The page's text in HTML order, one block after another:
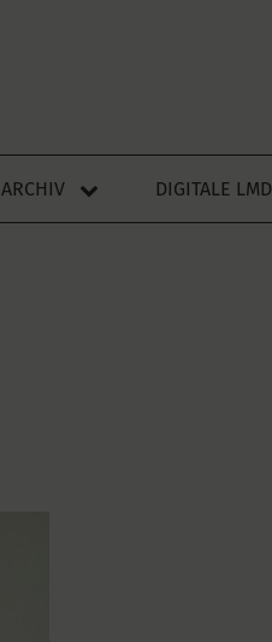
ARCHIV DIGITALE LMD